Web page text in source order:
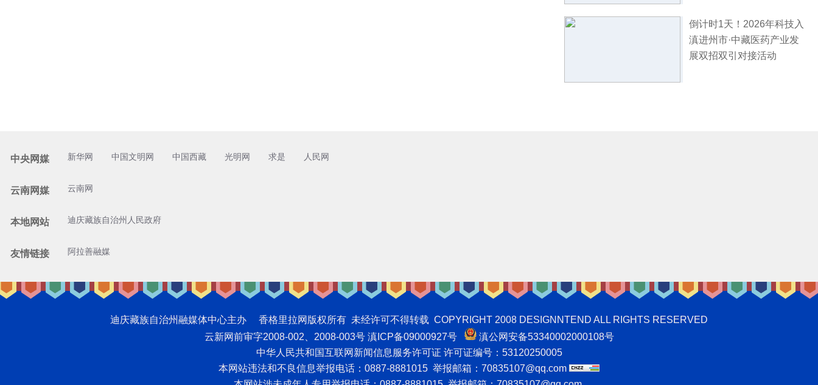
倒计时1天！2026年科技入
滇进州市·中藏医药产业发
展双招双引对接活动
中央网媒 新华网 中国文明网 中国西藏 光明网 求是 人民网
云南网媒 云南网
本地网站 迪庆藏族自治州人民政府
友情链接 阿拉善融媒
迪庆藏族自治州融媒体中心主办 香格里拉网版权所有 未经许可不得转载 COPYRIGHT 2008 DESIGNNTEND ALL RIGHTS RESERVED
云新网前审字2008-002、2008-003号 滇ICP备09000927号
滇公网安备53340002000108号
中华人民共和国互联网新闻信息服务许可证 许可证编号：53120250005
本网站违法和不良信息举报电话：0887-8881015 举报邮箱：70835107@qq.com